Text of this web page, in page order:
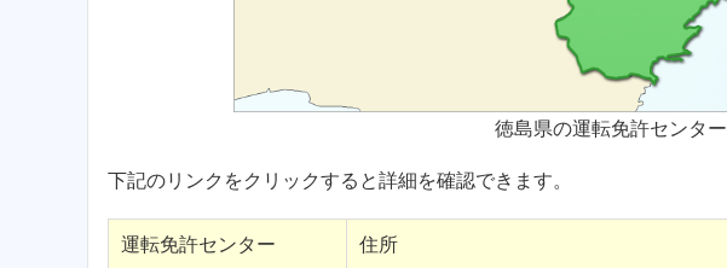
徳島県の運転免許センター
下記のリンクをクリックすると詳細を確認できます。
運転免許センター 住所